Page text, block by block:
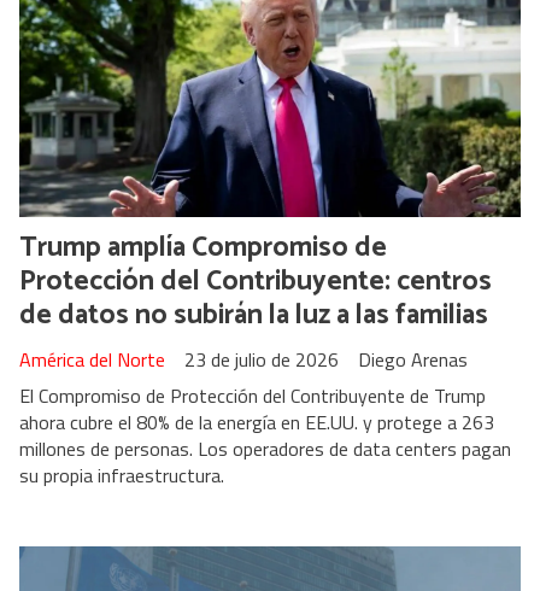
Trump amplía Compromiso de
Protección del Contribuyente: centros
de datos no subirán la luz a las familias
Diego Arenas
América del Norte
23 de julio de 2026
El Compromiso de Protección del Contribuyente de Trump
ahora cubre el 80% de la energía en EE.UU. y protege a 263
millones de personas. Los operadores de data centers pagan
su propia infraestructura.